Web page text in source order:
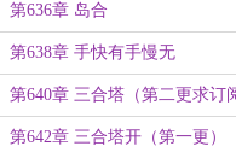
第636章 岛合
第638章 手快有手慢无
第640章 三合塔（第二更求订
第642章 三合塔开（第一更）